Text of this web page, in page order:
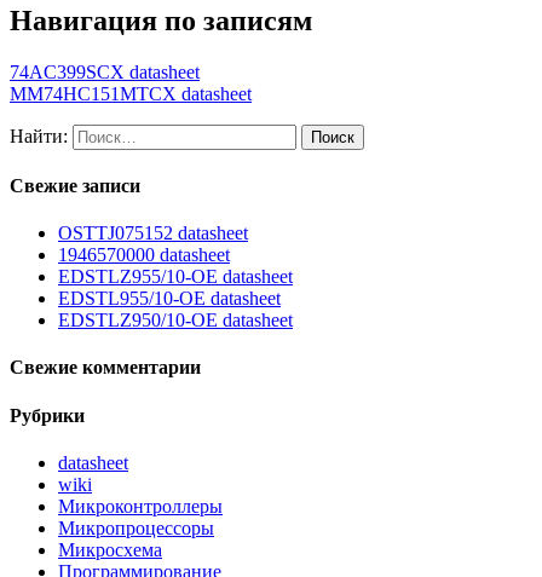
Навигация по записям
74AC399SCX datasheet
MM74HC151MTCX datasheet
Найти:
Свежие записи
OSTTJ075152 datasheet
1946570000 datasheet
EDSTLZ955/10-OE datasheet
EDSTL955/10-OE datasheet
EDSTLZ950/10-OE datasheet
Свежие комментарии
Рубрики
datasheet
wiki
Микроконтроллеры
Микропроцессоры
Микросхема
Программирование